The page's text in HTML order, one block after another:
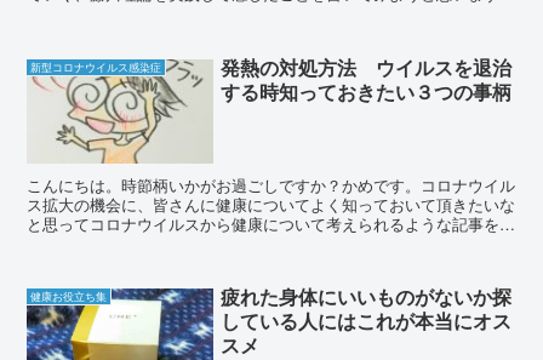
新型コロナウイルス感染症
発熱の対処方法 ウイルスを退治
する時知っておきたい３つの事柄
こんにちは。時節柄いかがお過ごしですか？かめです。コロナウイル
ス拡大の機会に、皆さんに健康についてよく知っておいて頂きたいな
と思ってコロナウイルスから健康について考えられるような記事を、
健康お役立ち集
疲れた身体にいいものがないか探
している人にはこれが本当にオス
スメ